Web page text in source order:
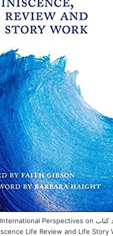
دانلود کتاب International Perspectives on